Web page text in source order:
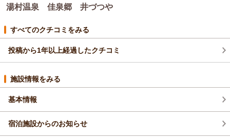
この度は当館にご宿泊いただき誠にありがとうございました。
ます。
特に温泉と湯上がりサービスが気に入っていただけなによりで
した。
これからもお客様の声を大切にし、より快適にお過ごしいただ
是非また湯村温泉にお越しの際には当館をご指名くださいま
たけやん様の次回のご来館をスタッフ一同心よりお待ち申し上
げます。
湯村温泉 佳泉郷 井づつや
すべてのクチコミをみる
投稿から1年以上経過したクチコミ
施設情報をみる
基本情報
宿泊施設からのお知らせ